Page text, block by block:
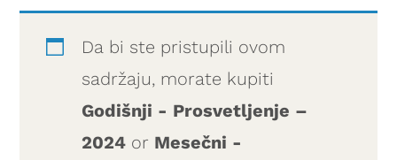
Da bi ste pristupili ovom
sadržaju, morate kupiti
Godišnji - Prosvetljenje –
2024 or Mesečni -